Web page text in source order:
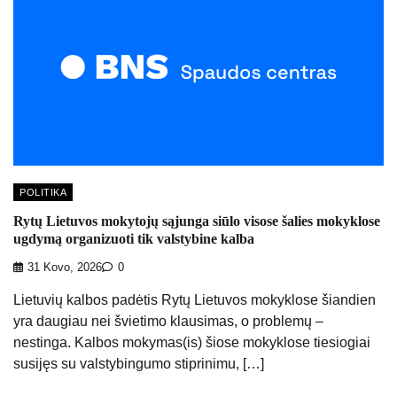
POLITIKA
Rytų Lietuvos mokytojų sąjunga siūlo visose šalies mokyklose
ugdymą organizuoti tik valstybine kalba
31 Kovo, 2026 0
Lietuvių kalbos padėtis Rytų Lietuvos mokyklose šiandien
yra daugiau nei švietimo klausimas, o problemų –
nestinga. Kalbos mokymas(is) šiose mokyklose tiesiogiai
susijęs su valstybingumo stiprinimu, […]